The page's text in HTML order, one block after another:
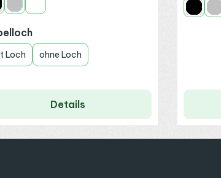
Silber Weiß
auswählen
Loch ohne Loch
Details